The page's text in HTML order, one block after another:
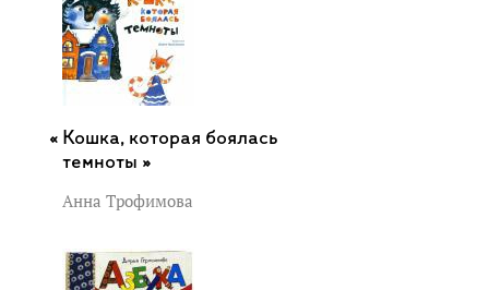
Кошка, которая боялась
темноты »
Анна Трофимова